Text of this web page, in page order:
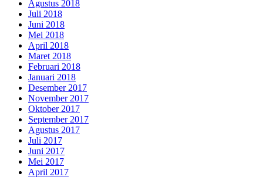
Agustus 2018
Juli 2018
Juni 2018
Mei 2018
April 2018
Maret 2018
Februari 2018
Januari 2018
Desember 2017
November 2017
Oktober 2017
September 2017
Agustus 2017
Juli 2017
Juni 2017
Mei 2017
April 2017